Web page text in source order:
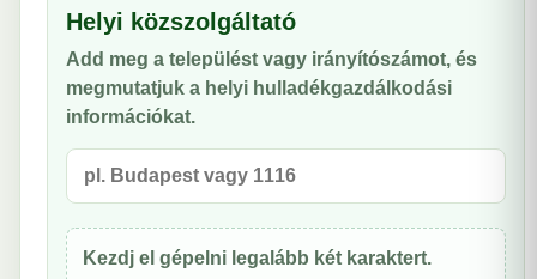
Helyi közszolgáltató
Add meg a települést vagy irányítószámot, és
megmutatjuk a helyi hulladékgazdálkodási
információkat.
Kezdj el gépelni legalább két karaktert.